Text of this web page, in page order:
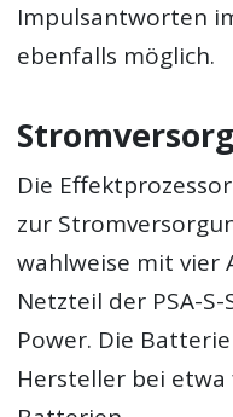
Impulsantworten
ebenfalls möglich.
Die
zur
wahlweise mit vier
Netzteil der PSA-
Power. Die
Hersteller bei